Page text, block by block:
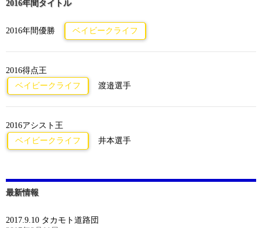
2016年間タイトル
2016年間優勝 ベイビークライフ
2016得点王
ベイビークライフ
渡邉選手
2016アシスト王
ベイビークライフ
井本選手
最新情報
2017.9.10 タカモト道路団